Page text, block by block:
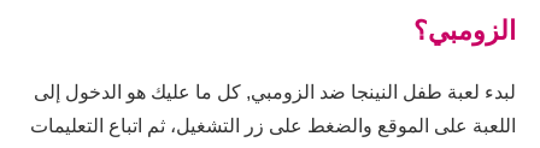
الزومبي؟
لبدء لعبة طفل النينجا ضد الزومبي, كل ما عليك هو الدخول إلى
اللعبة على الموقع والضغط على زر التشغيل، ثم اتباع التعليمات